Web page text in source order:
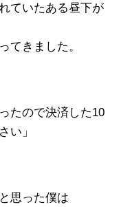
ていたある昼下が
てきました。
たので決済した10
い」
思った僕は